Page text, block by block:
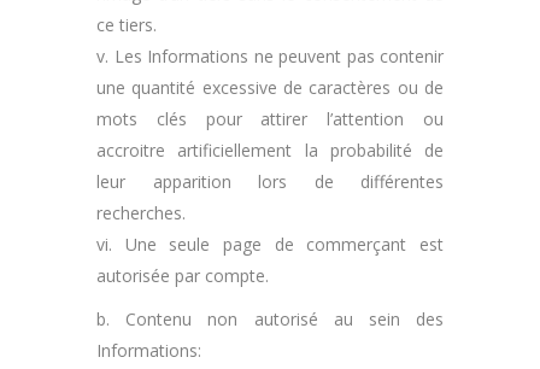
ce tiers.
v. Les Informations ne peuvent pas contenir
une quantité excessive de caractères ou de
mots clés pour attirer l’attention ou
accroitre artificiellement la probabilité de
leur apparition lors de différentes
recherches.
vi. Une seule page de commerçant est
autorisée par compte.
b. Contenu non autorisé au sein des
Informations: